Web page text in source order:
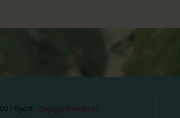
| Epost: ciao@villaaske.se